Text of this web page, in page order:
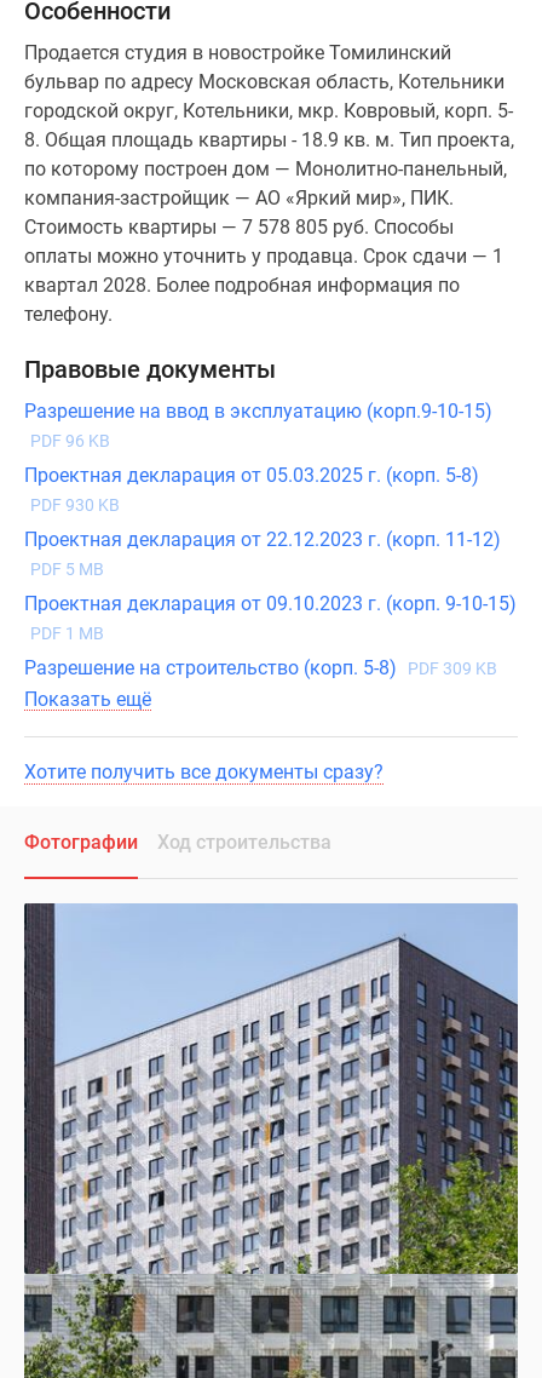
Особенности
Продается студия в новостройке Томилинский
бульвар по адресу Московская область, Котельники
городской округ, Котельники, мкр. Ковровый, корп. 5-
8. Общая площадь квартиры - 18.9 кв. м. Тип проекта,
по которому построен дом — Монолитно-панельный,
компания-застройщик — АО «Яркий мир», ПИК.
Стоимость квартиры — 7 578 805 руб. Способы
оплаты можно уточнить у продавца. Срок сдачи — 1
квартал 2028. Более подробная информация по
телефону.
Правовые документы
Разрешение на ввод в эксплуатацию (корп.9-10-15)
PDF 96 KB
Проектная декларация от 05.03.2025 г. (корп. 5-8)
PDF 930 KB
Проектная декларация от 22.12.2023 г. (корп. 11-12)
PDF 5 MB
Проектная декларация от 09.10.2023 г. (корп. 9-10-15)
PDF 1 MB
Разрешение на строительство (корп. 5-8) PDF 309 KB
Показать ещё
Хотите получить все документы сразу?
Фотографии Ход строительства